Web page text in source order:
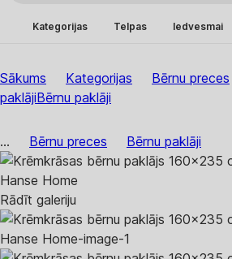
Kategorijas Telpas Iedvesmai
Sākums Kategorijas Bērnu preces
paklājiBērnu paklāji
... Bērnu preces Bērnu paklāji
Rādīt galeriju